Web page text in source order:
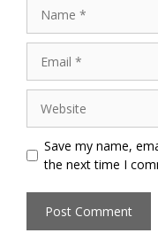
Save my name,
the next time I